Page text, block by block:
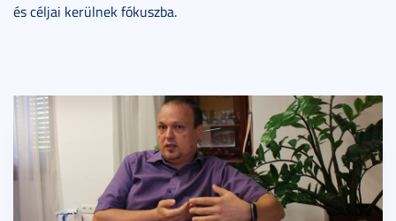
és céljai kerülnek fókuszba.